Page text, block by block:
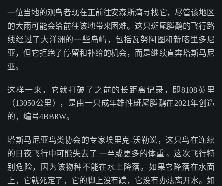
一位当地的观鸟者现在正前往安森斯湾寻找它，尽管该地区
的大雨可能会给前往该地带来困难。这只斑尾塍鹬的飞行路
线经过了大洋洲的一些岛屿，包括瓦努阿图和新喀里多尼
亚，但它拒绝了停留和补给的机会，而是继续直奔塔斯马尼
亚。
这样一来，它就打破了之前的长距离记录，即8108英里
（13050公里），是由一只成年雄性斑尾塍鹬在2021年创造
的，编号4BBRW。
塔斯马尼亚鸟类协会的专家埃里克-沃勒说，这只鸟在连续
的日夜飞行中可能失去了'一半或更多的体重'。这次飞行特
别危险，因为该物种不能在水上降落。如果它降落在水面
上，它就死定了，它的脚上没有蹼，它没有办法离开水。如